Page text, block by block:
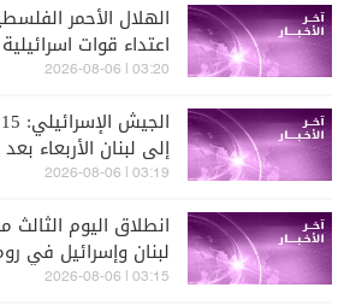
اعتداء قوات
خلال العملية
03:20 | 2026-08-06
إلى لبنان الأربعاء
الحدودي في منطقة
03:19 | 2026-08-06
انطلاق اليوم
لبنان وإسرائيل في
03:15 | 2026-08-06